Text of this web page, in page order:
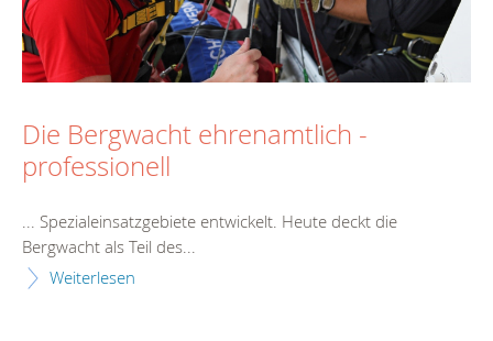
Die Bergwacht ehrenamtlich -
professionell
... Spezialeinsatzgebiete entwickelt. Heute deckt die
Bergwacht als Teil des...
Weiterlesen